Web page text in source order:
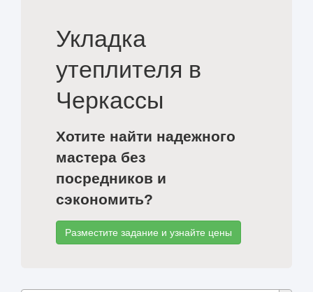
Укладка
утеплителя в
Черкассы
Хотите найти надежного
мастера без
посредников и
сэкономить?
Разместите задание и узнайте цены